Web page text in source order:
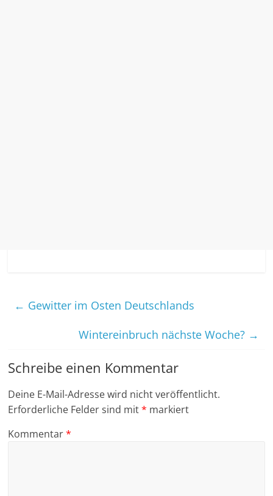
← Gewitter im Osten Deutschlands
Wintereinbruch nächste Woche? →
Schreibe einen Kommentar
Deine E-Mail-Adresse wird nicht veröffentlicht.
Erforderliche Felder sind mit* markiert
Kommentar*